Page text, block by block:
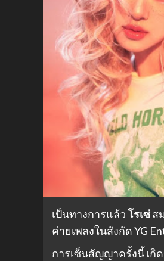
เป็นทางการแล้วโรเซ่ส
ค่ายเพลงในสังกัด YG
การเซ็นสัญญาครั้งนี้ เกิ